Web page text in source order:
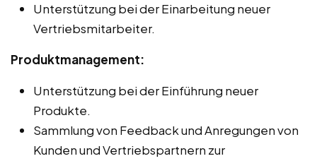
Unterstützung bei der Einarbeitung neuer
Vertriebsmitarbeiter.
Produktmanagement:
Unterstützung bei der Einführung neuer
Produkte.
Sammlung von Feedback und Anregungen von
Kunden und Vertriebspartnern zur